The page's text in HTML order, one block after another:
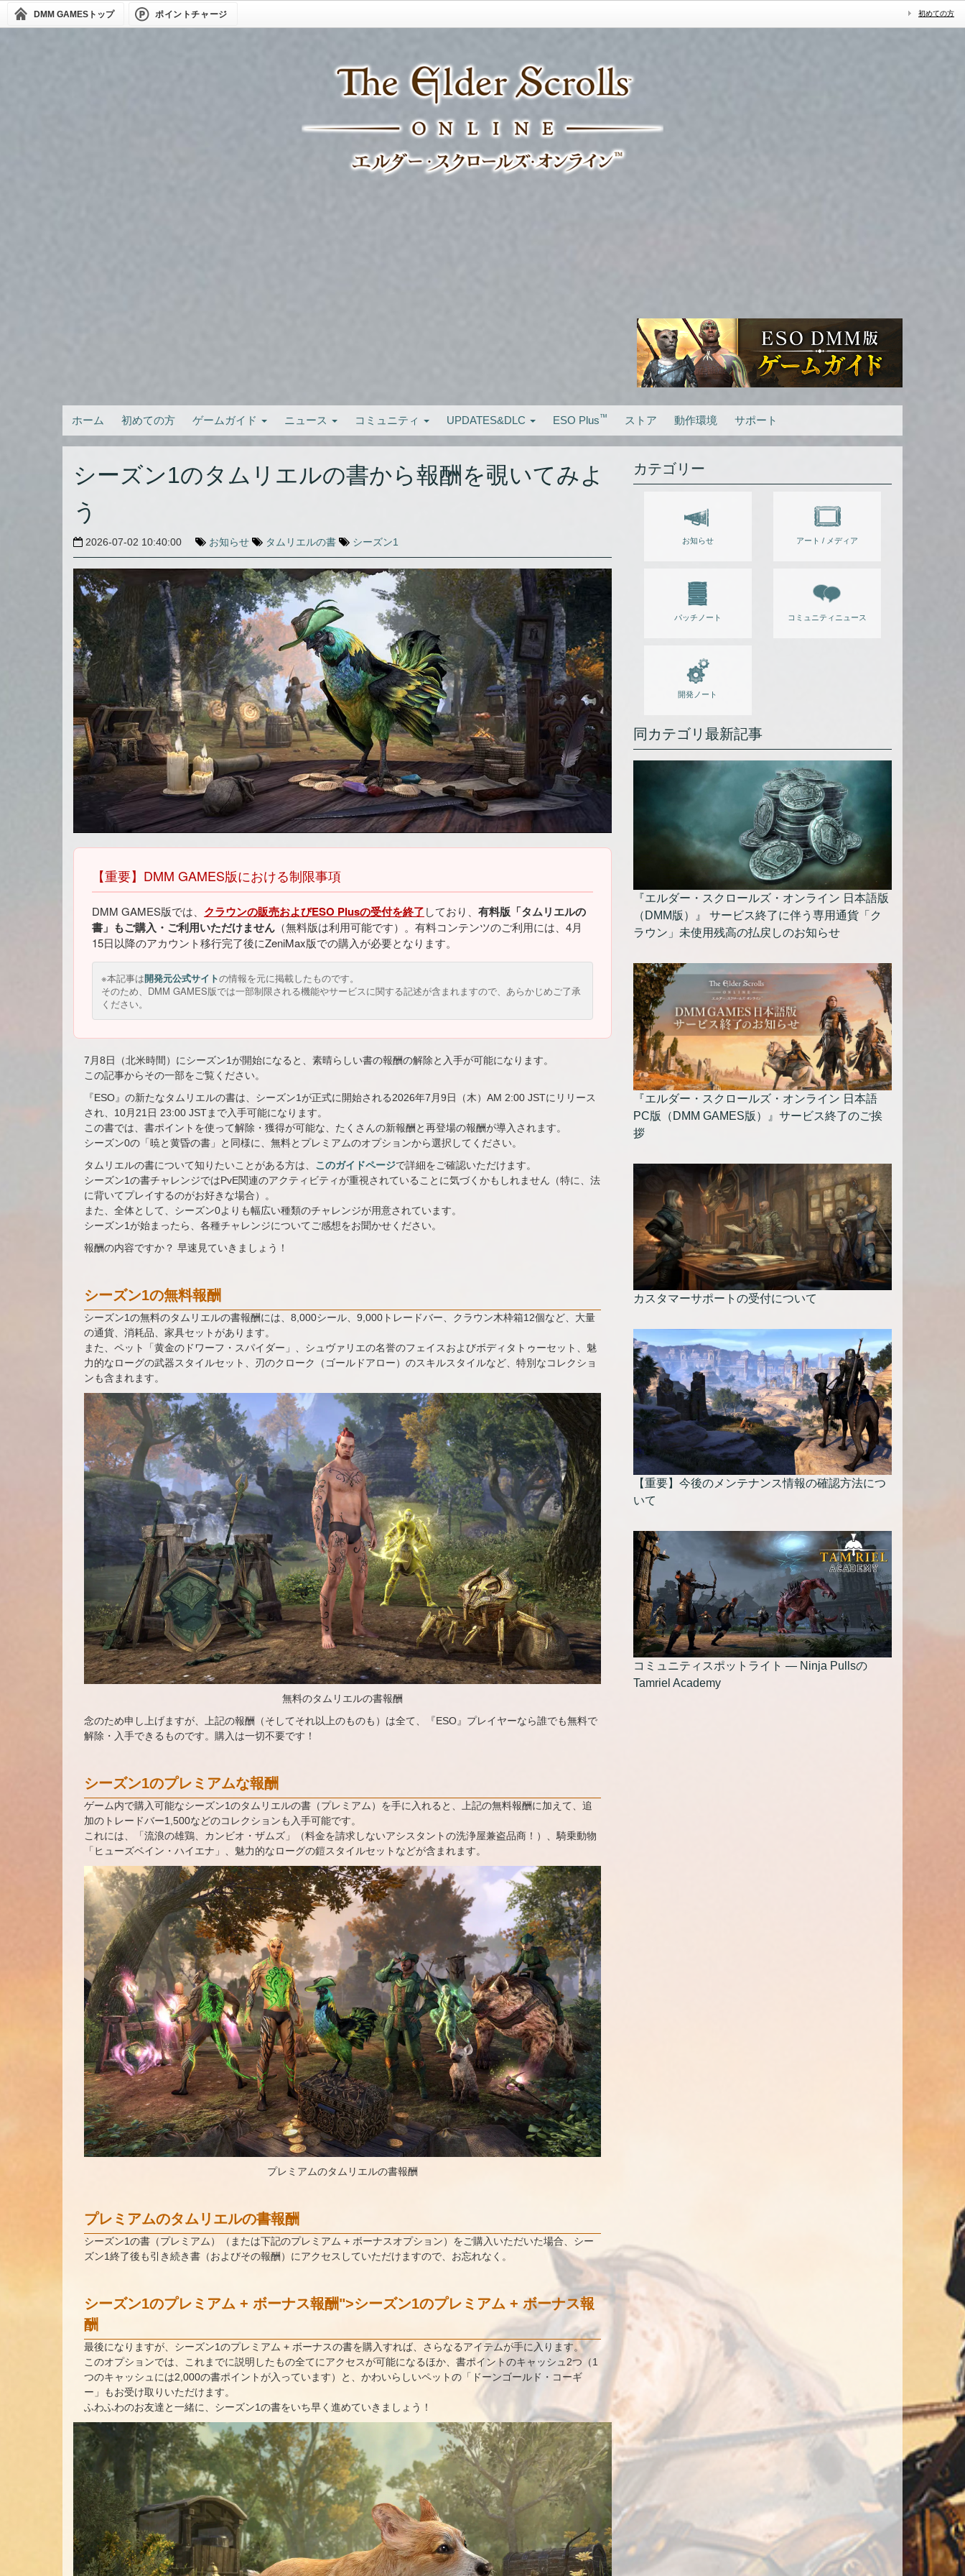
DMM GAMES トップ ポイントチャージ 初めての方
ホーム 初めての方 ゲームガイド ニュース コミュニティ UPDATES&DLC ESO Plus™ ストア 動作環境 サポート
シーズン1のタムリエルの書から報酬を覗いてみよ
う
2026-07-02 10:40:00 お知らせ タムリエルの書 シーズン1
【重要】DMM GAMES版における制限事項
DMM GAMES版では、 クラウンの販売およびESO Plusの受付を終了しており、 有料版「タムリエルの
書」もご購入・ご利用いただけません （無料版は利用可能です）。有料コンテンツのご利用には、4月
15日以降のアカウント移行完了後にZeniMax版での購入が必要となります。
※本記事は開発元公式サイトの情報を元に掲載したものです。
そのため、DMM GAMES版では一部制限される機能やサービスに関する記述が含まれますので、あらかじめご了承
ください。
7月8日（北米時間）にシーズン1が開始になると、素晴らしい書の報酬の解除と入手が可能になります。
この記事からその一部をご覧ください。
『ESO』の新たなタムリエルの書は、シーズン1が正式に開始される2026年7月9日（木）AM 2:00 JSTにリリース
され、10月21日 23:00 JSTまで入手可能になります。
この書では、書ポイントを使って解除・獲得が可能な、たくさんの新報酬と再登場の報酬が導入されます。
シーズン0の「暁と黄昏の書」と同様に、無料とプレミアムのオプションから選択してください。
タムリエルの書について知りたいことがある方は、 このガイドページで詳細をご確認いただけます。
シーズン1の書チャレンジではPvE関連のアクティビティが重視されていることに気づくかもしれません（特に、法
に背いてプレイするのがお好きな場合）。
また、全体として、シーズン0よりも幅広い種類のチャレンジが用意されています。
シーズン1が始まったら、各種チャレンジについてご感想をお聞かせください。
報酬の内容ですか？ 早速見ていきましょう！
シーズン1の無料報酬
シーズン1の無料のタムリエルの書報酬には、8,000シール、9,000トレードバー、クラウン木枠箱12個など、大量
の通貨、消耗品、家具セットがあります。
また、ペット「黄金のドワーフ・スパイダー」、シュヴァリエの名誉のフェイスおよびボディタトゥーセット、魅
力的なローグの武器スタイルセット、刃のクローク（ゴールドアロー）のスキルスタイルなど、特別なコレクショ
ンも含まれます。
無料のタムリエルの書報酬
念のため申し上げますが、上記の報酬（そしてそれ以上のものも）は全て、『ESO』プレイヤーなら誰でも無料で
解除・入手できるものです。購入は一切不要です！
シーズン1のプレミアムな報酬
ゲーム内で購入可能なシーズン1のタムリエルの書（プレミアム）を手に入れると、上記の無料報酬に加えて、追
加のトレードバー1,500などのコレクションも入手可能です。
これには、「流浪の雄鶏、カンビオ・ザムズ」（料金を請求しないアシスタントの洗浄屋兼盗品商！）、騎乗動物
「ヒューズベイン・ハイエナ」、魅力的なローグの鎧スタイルセットなどが含まれます。
プレミアムのタムリエルの書報酬
プレミアムのタムリエルの書報酬
シーズン1の書（プレミアム）（または下記のプレミアム + ボーナスオプション）をご購入いただいた場合、シー
ズン1終了後も引き続き書（およびその報酬）にアクセスしていただけますので、お忘れなく。
シーズン1のプレミアム + ボーナス報酬">シーズン1のプレミアム + ボーナス報
酬
最後になりますが、シーズン1のプレミアム + ボーナスの書を購入すれば、さらなるアイテムが手に入ります。
このオプションでは、これまでに説明したもの全てにアクセスが可能になるほか、書ポイントのキャッシュ2つ（1
つのキャッシュには2,000の書ポイントが入っています）と、かわいらしいペットの「ドーンゴールド・コーギ
ー」もお受け取りいただけます。
ふわふわのお友達と一緒に、シーズン1の書をいち早く進めていきましょう！
カテゴリー
お知らせ アート / メディア
パッチノート コミュニティニュース
開発ノート
同カテゴリ最新記事
『エルダー・スクロールズ・オンライン 日本語版
（DMM版）』 サービス終了に伴う専用通貨「ク
ラウン」未使用残高の払戻しのお知らせ
『エルダー・スクロールズ・オンライン 日本語
PC版（DMM GAMES版）』サービス終了のご挨
拶
カスタマーサポートの受付について
【重要】今後のメンテナンス情報の確認方法につ
いて
コミュニティスポットライト — Ninja Pullsの
Tamriel Academy